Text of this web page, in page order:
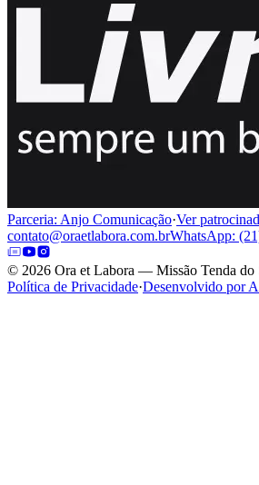
Parceria: Anjo Comunicação·Ver
contato@oraetlabora.com.brWhatsApp:
© 2026 Ora et Labora — Missão Tenda do
Política de Privacidade·Desenvolvido por